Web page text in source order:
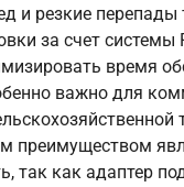
и резкие перепады
за счет системы
время
важно для
преимуществом
так как адаптер